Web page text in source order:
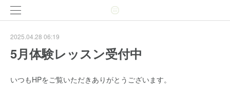
2025.04.28 06:19
5月体験レッスン受付中
いつもHPをご覧いただきありがとうございます。